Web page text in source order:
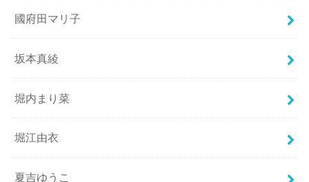
國府田マリ子
坂本真綾
堀内まり菜
堀江由衣
夏吉ゆうこ